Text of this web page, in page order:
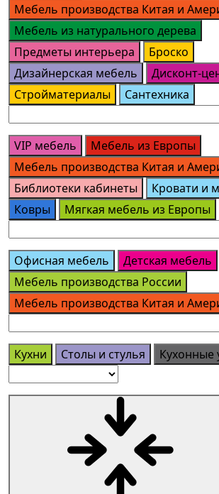
Мебель производства Китая и
Мебель из натурального дерева
Предметы интерьера
Броско
Дизайнерская мебель
Дисконт-
Стройматериалы
Сантехника
VIP мебель
Мебель из Европы
Мебель производства Китая и
Библиотеки кабинеты
Кровати и
Ковры
Мягкая мебель из Европы
Офисная мебель
Детская мебель
Мебель производства России
Мебель производства Китая и
Кухни Столы и стулья Кухонные